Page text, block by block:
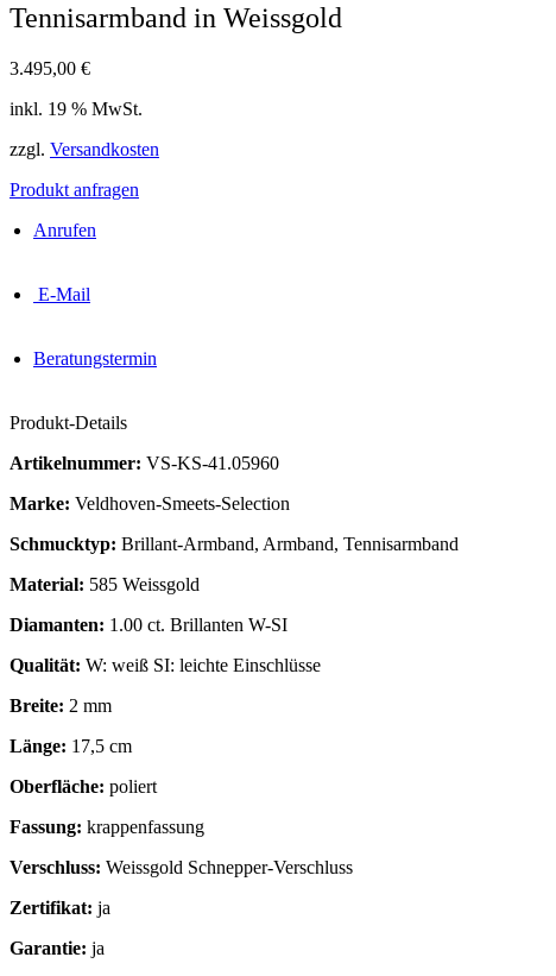
Tennisarmband in Weissgold
3.495,00 €
inkl. 19 % MwSt.
zzgl. Versandkosten
Produkt anfragen
Anrufen
E-Mail
Beratungstermin
Produkt-Details
Artikelnummer: VS-KS-41.05960
Marke: Veldhoven-Smeets-Selection
Schmucktyp: Brillant-Armband, Armband, Tennisarmband
Material: 585 Weissgold
Diamanten: 1.00 ct. Brillanten W-SI
Qualität: W: weiß SI: leichte Einschlüsse
Breite: 2 mm
Länge: 17,5 cm
Oberfläche: poliert
Fassung: krappenfassung
Verschluss: Weissgold Schnepper-Verschluss
Zertifikat: ja
Garantie: ja